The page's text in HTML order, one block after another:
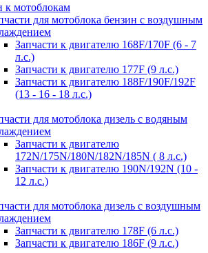
к мотоблокам
для мотоблока бензин с воздушным
Запчасти к двигателю 168F/170F (6 - 7
л.с.)
Запчасти к двигателю 177F (9 л.с.)
Запчасти к двигателю 188F/190F/192F
(13 - 16 - 18 л.с.)
для мотоблока дизель с водяным
Запчасти к двигателю
172N/175N/180N/182N/185N ( 8 л.с.)
Запчасти к двигателю 190N/192N (10 -
12 л.с.)
для мотоблока дизель с воздушным
Запчасти к двигателю 178F (6 л.с.)
Запчасти к двигателю 186F (9 л.с.)